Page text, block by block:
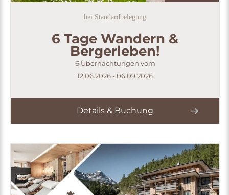
bei Standardbelegung
6 Tage Wandern &
Bergerleben!
6 Übernachtungen vom
12.06.2026 - 06.09.2026
Details & Buchung